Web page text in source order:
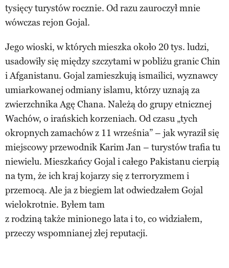
tysięcy turystów rocznie. Od razu zauroczył mnie
wówczas rejon Gojal.
Jego wioski, w których mieszka około 20 tys. ludzi,
usadowiły się między szczytami w pobliżu granic Chin
i Afganistanu. Gojal zamieszkują ismailici, wyznawcy
umiarkowanej odmiany islamu, którzy uznają za
zwierzchnika Agę Chana. Należą do grupy etnicznej
Wachów, o irańskich korzeniach. Od czasu „tych
okropnych zamachów z 11 września” – jak wyraził się
miejscowy przewodnik Karim Jan – turystów trafia tu
niewielu. Mieszkańcy Gojal i całego Pakistanu cierpią
na tym, że ich kraj kojarzy się z terroryzmem i
przemocą. Ale ja z biegiem lat odwiedzałem Gojal
wielokrotnie. Byłem tam
z rodziną także minionego lata i to, co widziałem,
przeczy wspomnianej złej reputacji.